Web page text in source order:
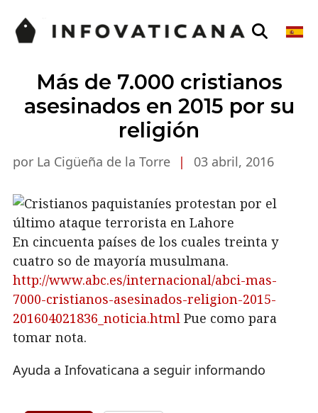
Más de 7.000 cristianos
asesinados en 2015 por su
religión
por La Cigüeña de la Torre | 03 abril, 2016
En cincuenta países de los cuales treinta y
cuatro so de mayoría musulmana.
http://www.abc.es/internacional/abci-mas-
7000-cristianos-asesinados-religion-2015-
201604021836_noticia.html Pue como para
tomar nota.
Ayuda a Infovaticana a seguir informando